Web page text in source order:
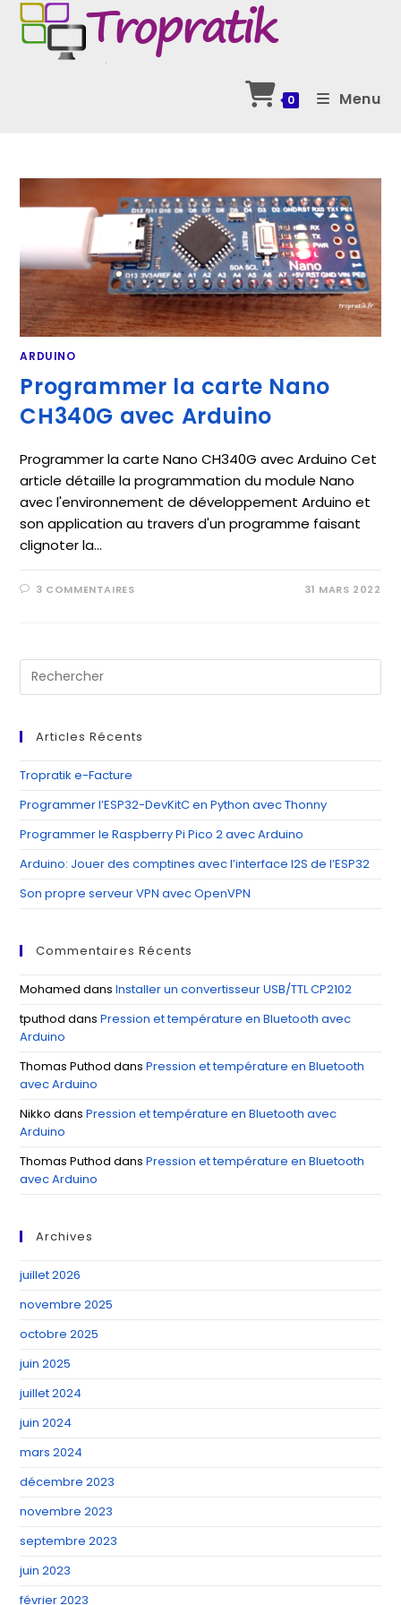
Skip
content
0 Menu
ARDUINO
Programmer la carte Nano
CH340G avec Arduino
Programmer la carte Nano CH340G avec Arduino Cet
article détaille la programmation du module Nano
avec l'environnement de développement Arduino et
son application au travers d'un programme faisant
clignoter la…
3 COMMENTAIRES 31 MARS 2022
Articles Récents
Tropratik e-Facture
Programmer l’ESP32-DevKitC en Python avec Thonny
Programmer le Raspberry Pi Pico 2 avec Arduino
Arduino: Jouer des comptines avec l’interface I2S de l’ESP32
Son propre serveur VPN avec OpenVPN
Commentaires Récents
Mohamed dansInstaller un convertisseur USB/TTL CP2102
tputhod dansPression et température en Bluetooth avec
Arduino
Thomas Puthod dansPression et température en Bluetooth
avec Arduino
Nikko dansPression et température en Bluetooth avec
Arduino
Thomas Puthod dansPression et température en Bluetooth
avec Arduino
Archives
juillet 2026
novembre 2025
octobre 2025
juin 2025
juillet 2024
juin 2024
mars 2024
décembre 2023
novembre 2023
septembre 2023
juin 2023
février 2023